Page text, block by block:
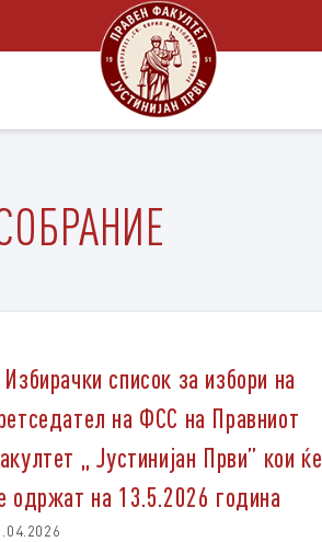
список за избори на
на ФСС на Правниот
,, Јустинијан Први” кои ќе
одржат на 13.5.2026 година